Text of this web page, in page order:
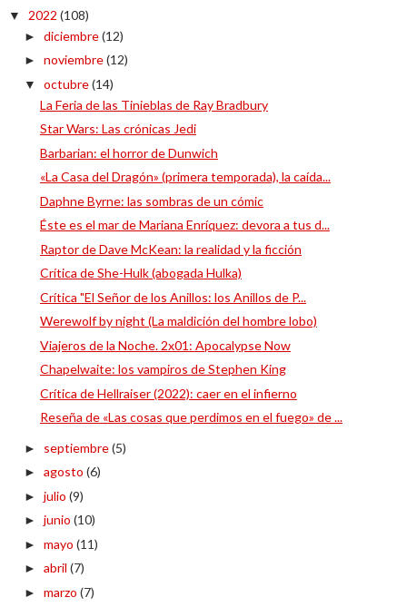
▼ 2022 (108)
► diciembre(12)
► noviembre(12)
▼ octubre(14)
La Feria de las Tinieblas de Ray Bradbury
Star Wars: Las crónicas Jedi
Barbarian: el horror de Dunwich
«La Casa del Dragón» (primera temporada), la caída...
Daphne Byrne: las sombras de un cómic
Éste es el mar de Mariana Enríquez: devora a tus d...
Raptor de Dave McKean: la realidad y la ficción
Crítica de She-Hulk (abogada Hulka)
Crítica "El Señor de los Anillos: los Anillos de P...
Werewolf by night (La maldición del hombre lobo)
Viajeros de la Noche. 2x01: Apocalypse Now
Chapelwaite: los vampiros de Stephen King
Crítica de Hellraiser (2022): caer en el infierno
Reseña de «Las cosas que perdimos en el fuego» de ...
► septiembre(5)
► agosto (6)
► julio (9)
► junio (10)
► mayo (11)
► abril (7)
► marzo (7)